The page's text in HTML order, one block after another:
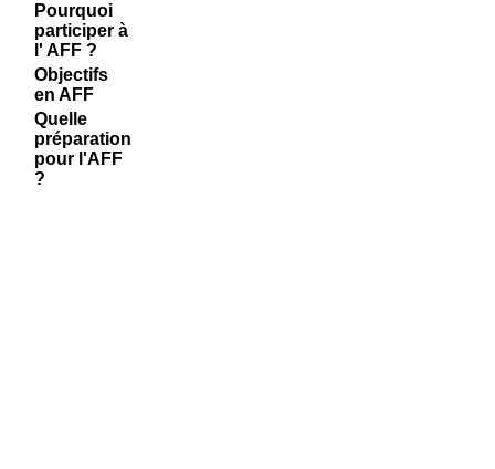
Pourquoi
participer à
l' AFF ?
Objectifs
en AFF
Quelle
préparation
pour l'AFF
?